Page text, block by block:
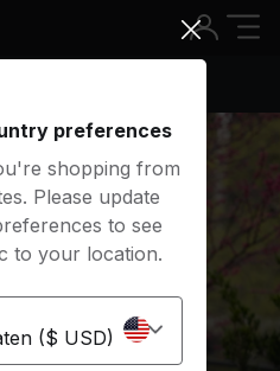
Music - Becs Gentry
preferences
shopping from
Please update
to see
to your location.